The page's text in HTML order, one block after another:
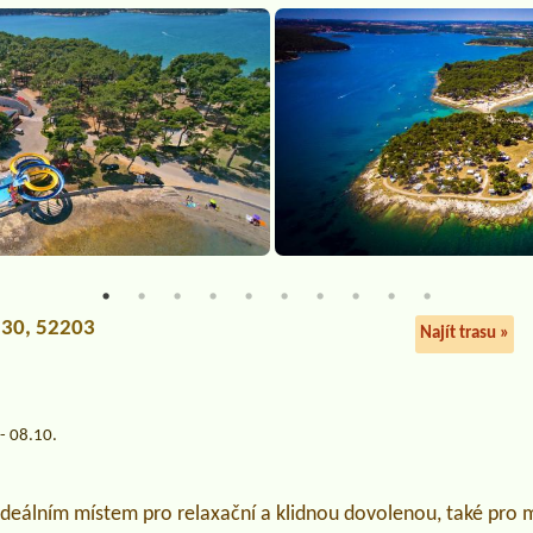
52203 Najít trasu »
08.10.
místem pro relaxační a klidnou dovolenou, také pro